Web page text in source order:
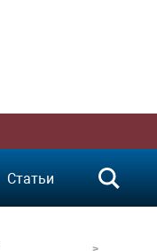
Статьи